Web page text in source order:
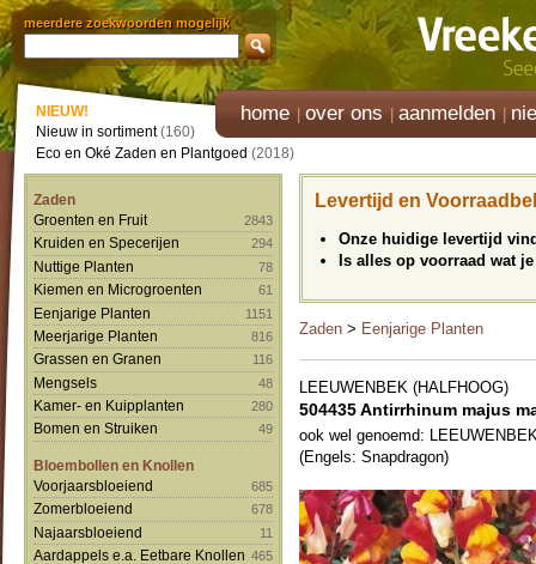
meerdere zoekwoorden mogelijk
home over ons aanmelden
NIEUW!
Nieuw in sortiment(160)
Eco en Oké Zaden en Plantgoed (2018)
Zaden
Groenten en Fruit
2843
Kruiden en Specerijen 294
Nuttige Planten 78
Kiemen en Microgroenten 61
Eenjarige Planten 1151
Meerjarige Planten 816
Grassen en Granen 116
Mengsels 48
Kamer- en Kuipplanten 280
Bomen en Struiken 49
Bloembollen en Knollen
Voorjaarsbloeiend
685
Zomerbloeiend 678
Najaarsbloeiend 11
Aardappels e.a. Eetbare Knollen 465
Levertijd en
Onze huidige levertijd
Is alles op voorraad wat
Zaden > Eenjarige Planten
LEEUWENBEK (HALFHOOG)
504435 Antirrhinum majus
ook wel genoemd:
(Engels: Snapdragon)